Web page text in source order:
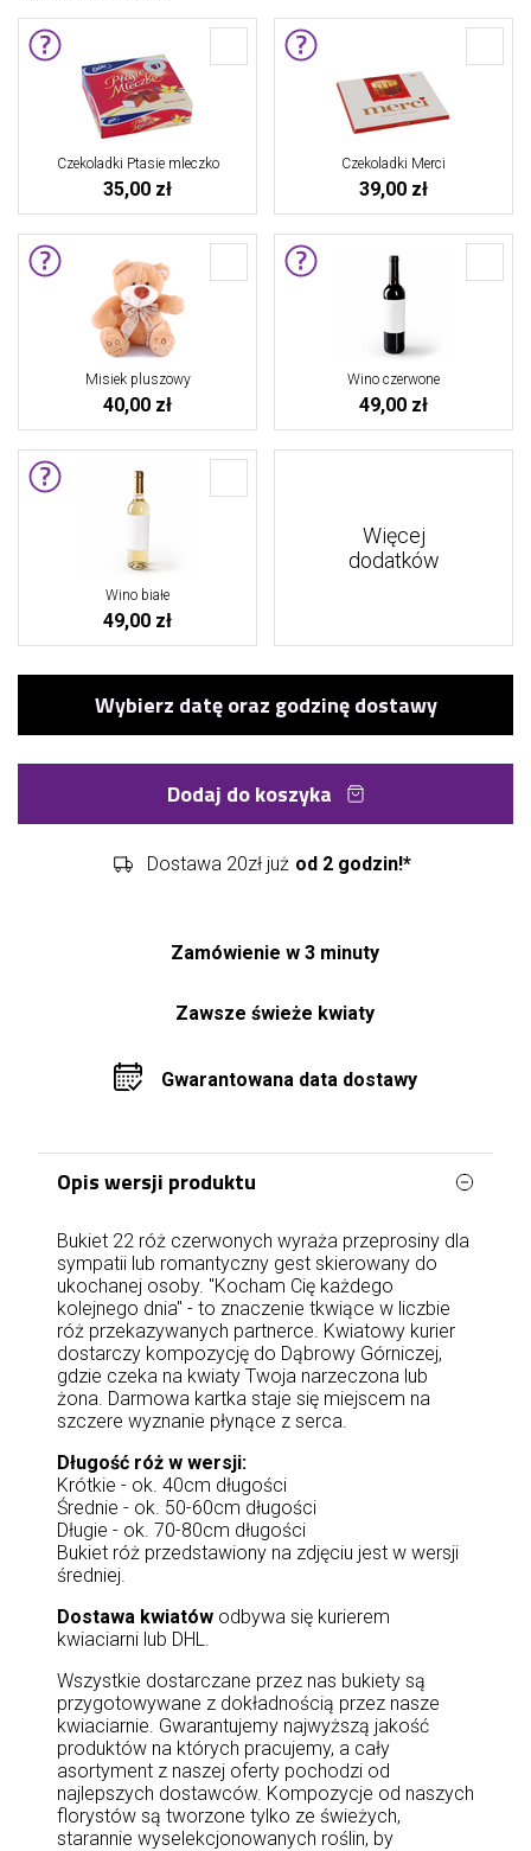
Czekoladki Ptasie mleczko
35,00 zł
Czekoladki Merci
39,00 zł
Misiek pluszowy
40,00 zł
Wino czerwone
49,00 zł
Wino białe
49,00 zł
Więcej
dodatków
Dodaj do koszyka
Dostawa 20zł już od 2 godzin!*
Zamówienie w 3 minuty
Zawsze świeże kwiaty
Gwarantowana data dostawy
Opis wersji produktu
Bukiet 22 róż czerwonych wyraża przeprosiny dla
sympatii lub romantyczny gest skierowany do
ukochanej osoby. "Kocham Cię każdego
kolejnego dnia" - to znaczenie tkwiące w liczbie
róż przekazywanych partnerce. Kwiatowy kurier
dostarczy kompozycję do Dąbrowy Górniczej,
gdzie czeka na kwiaty Twoja narzeczona lub
żona. Darmowa kartka staje się miejscem na
szczere wyznanie płynące z serca.
Długość róż w wersji:
Krótkie - ok. 40cm długości
Średnie - ok. 50-60cm długości
Długie - ok. 70-80cm długości
Bukiet róż przedstawiony na zdjęciu jest w wersji
średniej.
Dostawa kwiatów odbywa się kurierem
kwiaciarni lub DHL.
Wszystkie dostarczane przez nas bukiety są
przygotowywane z dokładnością przez nasze
kwiaciarnie. Gwarantujemy najwyższą jakość
produktów na których pracujemy, a cały
asortyment z naszej oferty pochodzi od
najlepszych dostawców. Kompozycje od naszych
florystów są tworzone tylko ze świeżych,
starannie wyselekcjonowanych roślin, by